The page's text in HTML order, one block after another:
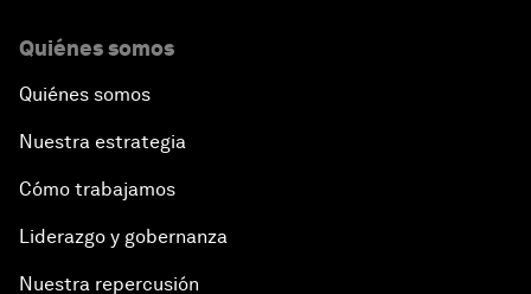
Quiénes somos
Quiénes somos
Nuestra estrategia
Cómo trabajamos
Liderazgo y gobernanza
Nuestra repercusión